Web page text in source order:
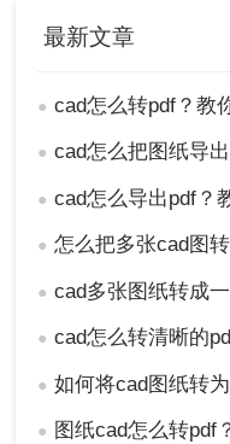
最新文章
● cad怎么转pdf？教
● cad怎么把图纸导
● cad怎么导出pdf？
● 怎么把多张cad图
● cad多张图纸转成一个文
● cad怎么转清晰的pdf
● 如何将cad图纸转
● 图纸cad怎么转pdf